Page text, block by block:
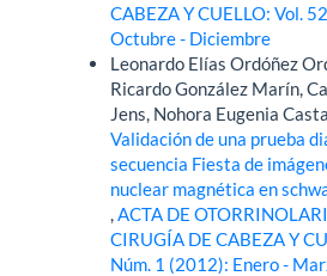
CABEZA Y CUELLO: Vol.
Octubre - Diciembre
Leonardo Elías Ordóñez
Ricardo González Marín,
Jens, Nohora Eugenia
Validación de una prueba
secuencia Fiesta de
nuclear magnética en
,ACTA DE
CIRUGÍA DE CABEZA Y
Núm. 1 (2012): Enero -